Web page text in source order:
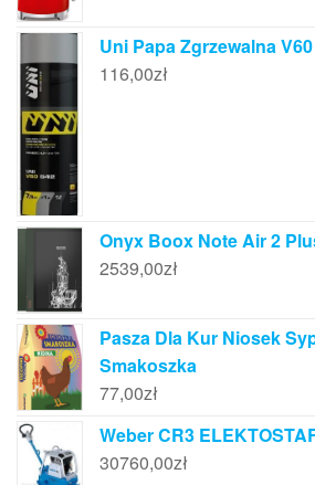
Uni Papa Zgrzewalna
116,00zł
Onyx Boox Note Air 2
2539,00zł
Pasza Dla Kur Niosek
Smakoszka
77,00zł
Weber CR3
30760,00zł